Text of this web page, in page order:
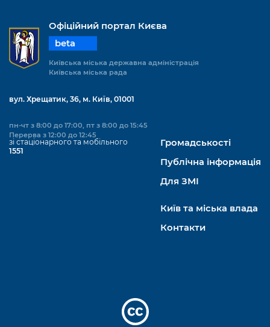
Офіційний портал Києва
beta
Київська міська державна адміністрація
Київська міська рада
вул. Хрещатик, 36, м. Київ, 01001
пн-чт з 8:00 до 17:00, пт з 8:00 до 15:45
Перерва з 12:00 до 12:45
зі стаціонарного та мобільного
1551
Громадськості
Публічна інформація
Для ЗМІ
Київ та міська влада
Контакти